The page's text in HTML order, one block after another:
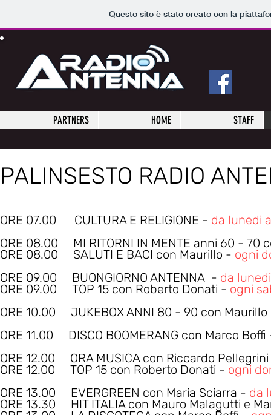
Questo sito è stato creato con la
PARTNERS HOME STAFF
PALINSESTO RADIO
ORE 07.00 CULTURA E RELIGIONE - da lunedi
ORE 08.00 MI RITORNI IN MENTE anni 60 - 70
ORE 08.00 SALUTI E BACI con Maurillo - ogni
ORE 09.00 BUONGIORNO ANTENNA - da
ORE 09.00 TOP 15 con Roberto Donati - ogni
ORE 10.00 JUKEBOX ANNI 80 - 90 con
ORE 11.00 DISCO BOOMERANG con Marco
ORE 12.00 ORA MUSICA con Riccardo
ORE 12.00 TOP 15 con Roberto Donati - ogni
ORE 13.00 EVERGREEN con Maria Sciarra - da
ORE 13.30 HIT ITALIA con Mauro Malagutti e